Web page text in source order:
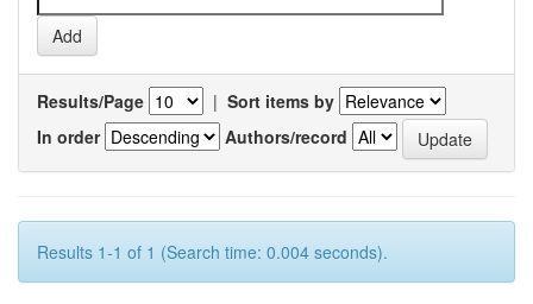
Results/Page | Sort items by
In order
Authors/record
Results 1-1 of 1 (Search time: 0.004 seconds).